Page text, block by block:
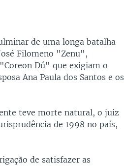
de uma longa batalha
Filomeno "Zenu",
Dú" que exigiam o
Ana Paula dos Santos e os
teve morte natural, o juiz
de 1998 no país,
de satisfazer as